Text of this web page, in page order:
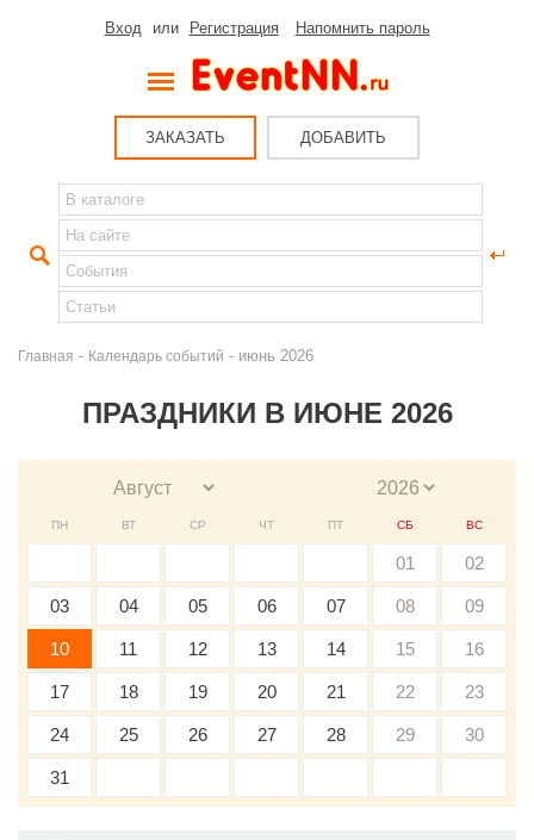
Вход или Регистрация Напомнить пароль
ЗАКАЗАТЬ ДОБАВИТЬ
Главная - Календарь событий - июнь 2026
ПРАЗДНИКИ В ИЮНЕ 2026
ПН ВТ СР ЧТ ПТ СБ ВС
01 02
03 04 05 06 07 08 09
10 11 12 13 14 15 16
17 18 19 20 21 22 23
24 25 26 27 28 29 30
31